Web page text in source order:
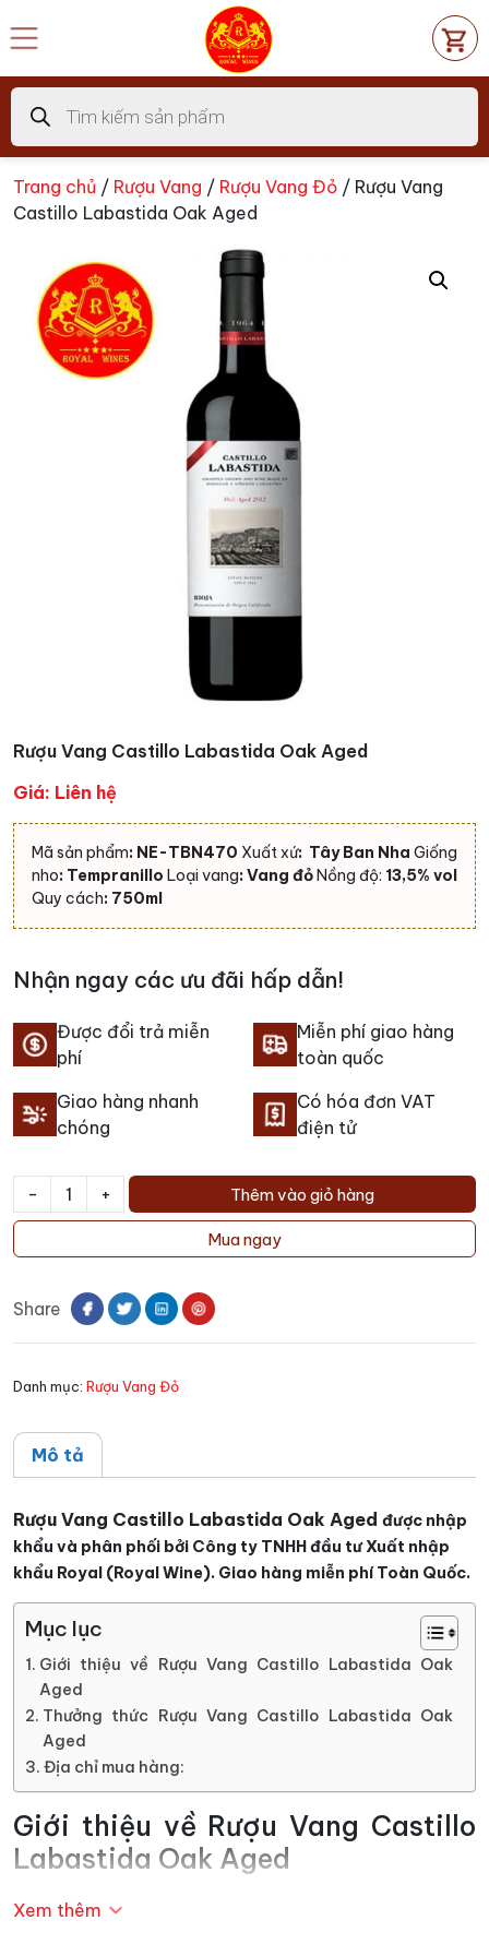
đến
dung
Tìm
kiếm
sản
phẩm
Trang chủ / Rượu Vang / Rượu Vang Đỏ / Rượu Vang
Castillo Labastida Oak Aged
Rượu Vang Castillo Labastida Oak Aged
Giá: Liên hệ
Mã sản phẩm: NE-TBN470 Xuất xứ: Tây Ban Nha Giống
nho: Tempranillo Loại vang: Vang đỏNồng độ: 13,5% vol
Quy cách: 750ml
Nhận ngay các ưu đãi hấp dẫn!
Được đổi trả miễn
phí
Miễn phí giao hàng
toàn quốc
Giao hàng nhanh
chóng
Có hóa đơn VAT
điện tử
-
Rượu
Castillo
Oak
lượng
+ Thêm vào giỏ hàng
Mua ngay
Share
Danh mục: Rượu Vang Đỏ
Mô tả
Rượu Vang Castillo Labastida Oak Aged được nhập
khẩu và phân phối bởi Công ty TNHH đầu tư Xuất nhập
khẩu Royal (Royal Wine). Giao hàng miễn phí Toàn Quốc.
Mục lục
Giới thiệu về Rượu Vang Castillo Labastida Oak
Aged
Thưởng thức Rượu Vang Castillo Labastida Oak
Aged
Địa chỉ mua hàng:
Giới thiệu về Rượu Vang Castillo
Labastida Oak Aged
Một trong những yếu tố quyết định đến chất lượng của
Xem thêm